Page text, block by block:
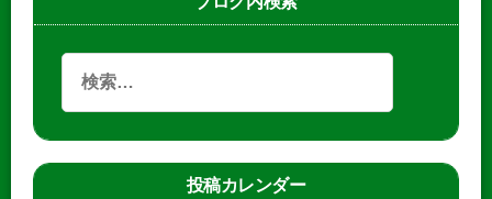
投稿カレンダー